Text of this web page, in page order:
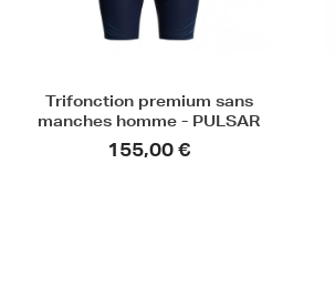
Trifonction premium sans
manches femme - PULSAR
139,90 €